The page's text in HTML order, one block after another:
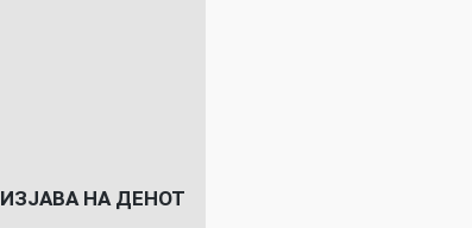
ИЗЈАВА НА ДЕНОТ